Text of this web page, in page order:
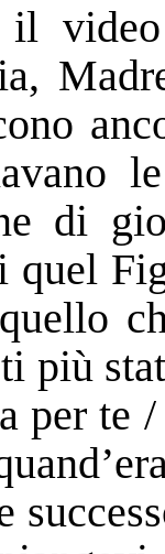
il
di
quel
più
per